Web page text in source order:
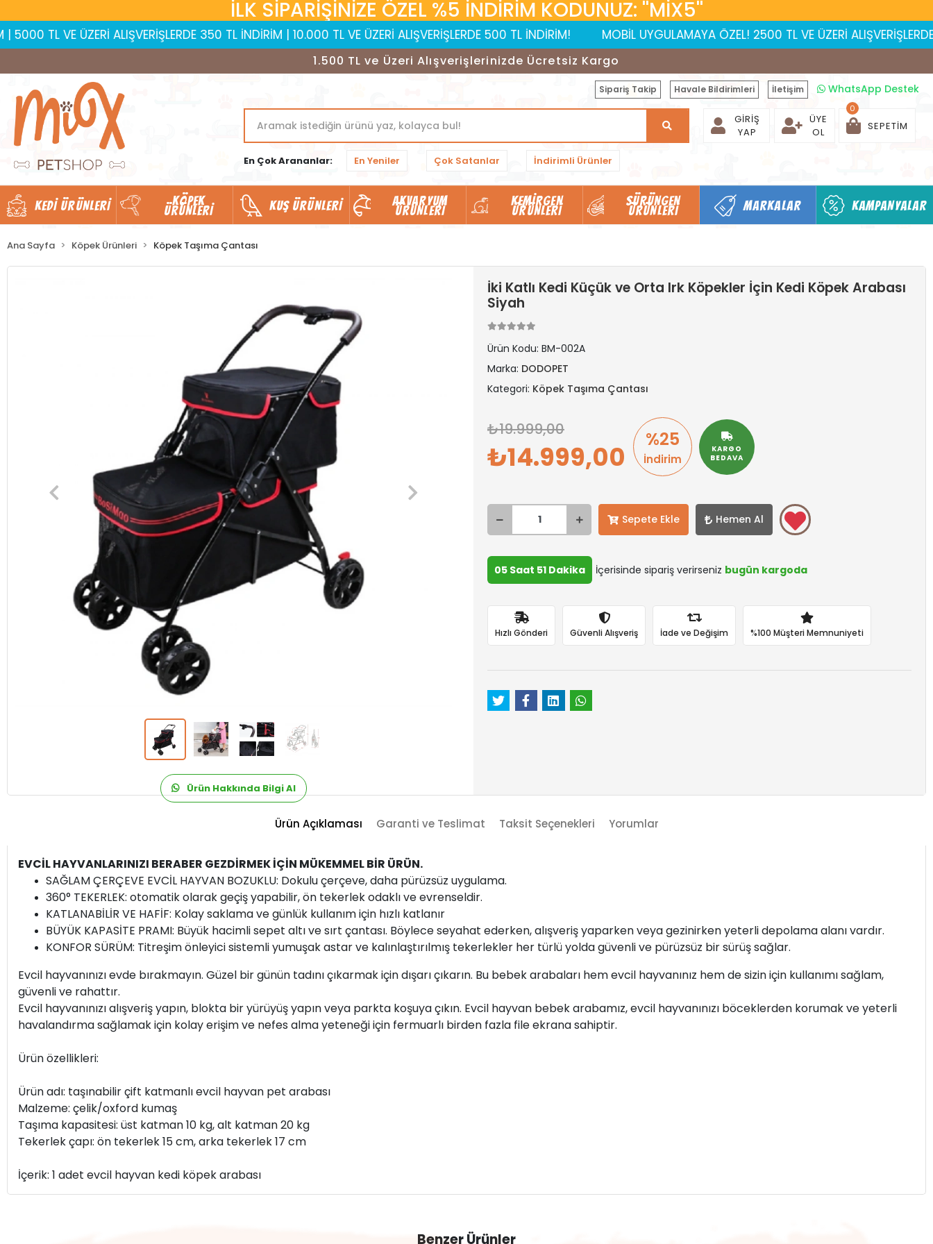
İLK SİPARİŞİNİZE ÖZEL %5 İNDİRİM KODUNUZ: ''MİX5''
ÜZERİ ALIŞVERİŞLERDE 350 TL İNDİRİM | 10.000 TL VE ÜZERİ ALIŞVERİŞLERDE 500 TL İNDİRİM! MOBİL UYGULAMAYA ÖZEL! 2500 TL VE ÜZERİ ALIŞVERİŞLERDE 150 TL
1.500 TL ve Üzeri Alışverişlerinizde Ücretsiz Kargo
Sipariş Takip Havale Bildirimleri İletişim WhatsApp Destek
En Çok Arananlar: En Yeniler Çok Satanlar İndirimli Ürünler
GIRIŞ
YAP
ÜYE
OL
SEPETIM
0
KEDI ÜRÜNLERI KÖPEK
ÜRÜNLERI KUŞ ÜRÜNLERI AKVARYUM
ÜRÜNLERI
KEMIRGEN
ÜRÜNLERI
SÜRÜNGEN
ÜRÜNLERI MARKALAR KAMPANYALAR
Ana Sayfa Köpek Ürünleri Köpek Taşıma Çantası
Ürün Hakkında Bilgi Al
İki Katlı Kedi Küçük ve Orta Irk Köpekler İçin Kedi Köpek Arabası
Siyah
Ürün Kodu: BM-002A
Marka: DODOPET
Kategori: Köpek Taşıma Çantası
KARGO
BEDAVA
%25
İndirim
19.999,00
14.999,00
Sepete Ekle Hemen Al
05 Saat 51 Dakika İçerisinde sipariş verirseniz bugün kargoda
Hızlı Gönderi Güvenli Alışveriş İade ve Değişim %100 Müşteri Memnuniyeti
Ürün Açıklaması Garanti ve Teslimat Taksit Seçenekleri Yorumlar
EVCİL HAYVANLARINIZI BERABER GEZDİRMEK İÇİN MÜKEMMEL BİR ÜRÜN.
SAĞLAM ÇERÇEVE EVCİL HAYVAN BOZUKLU: Dokulu çerçeve, daha pürüzsüz uygulama.
360° TEKERLEK: otomatik olarak geçiş yapabilir, ön tekerlek odaklı ve evrenseldir.
KATLANABİLİR VE HAFİF: Kolay saklama ve günlük kullanım için hızlı katlanır
BÜYÜK KAPASİTE PRAMI: Büyük hacimli sepet altı ve sırt çantası. Böylece seyahat ederken, alışveriş yaparken veya gezinirken yeterli depolama alanı vardır.
KONFOR SÜRÜM: Titreşim önleyici sistemli yumuşak astar ve kalınlaştırılmış tekerlekler her türlü yolda güvenli ve pürüzsüz bir sürüş sağlar.
Evcil hayvanınızı evde bırakmayın. Güzel bir günün tadını çıkarmak için dışarı çıkarın. Bu bebek arabaları hem evcil hayvanınız hem de sizin için kullanımı sağlam,
güvenli ve rahattır.
Evcil hayvanınızı alışveriş yapın, blokta bir yürüyüş yapın veya parkta koşuya çıkın. Evcil hayvan bebek arabamız, evcil hayvanınızı böceklerden korumak ve yeterli
havalandırma sağlamak için kolay erişim ve nefes alma yeteneği için fermuarlı birden fazla file ekrana sahiptir.
Ürün özellikleri:
Ürün adı: taşınabilir çift katmanlı evcil hayvan pet arabası
Malzeme: çelik/oxford kumaş
Taşıma kapasitesi: üst katman 10 kg, alt katman 20 kg
Tekerlek çapı: ön tekerlek 15 cm, arka tekerlek 17 cm
İçerik: 1 adet evcil hayvan kedi köpek arabası
Benzer Ürünler